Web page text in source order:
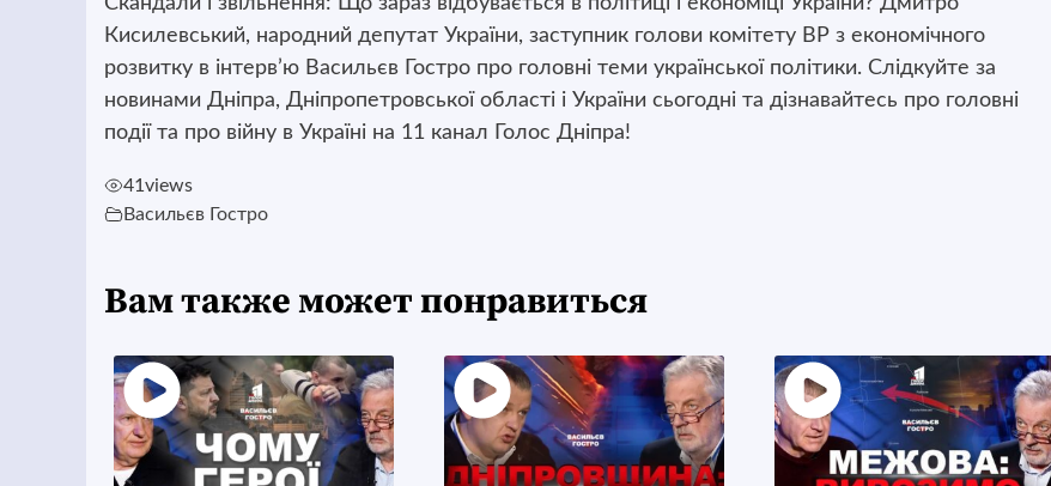
Кисилевський, народний депутат України, заступник голови комітету ВР з економічного
розвитку в інтерв’ю Васильєв Гостро про головні теми української політики. Слідкуйте за
новинами Дніпра, Дніпропетровської області і України сьогодні та дізнавайтесь про головні
події та про війну в Україні на 11 канал Голос Дніпра!
41 views
Васильєв Гостро
Вам также может понравиться